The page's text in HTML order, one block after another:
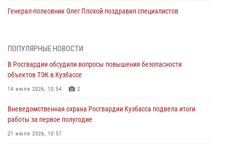
Генерал-полковник Олег Плохой поздравил специалистов
07 августа 2026, 05:32
С 1 сентября 2026 года вступает в силу новый федеральный закон о
частной охранной деятельности
06 августа 2026, 10:19
Росгвардейцы задержали предполагаемого виновника причинения
ножевого ранения кемеровчанину
06 августа 2026, 09:18
ПОПУЛЯРНЫЕ НОВОСТИ
В Росгвардии обсудили вопросы повышения безопасности
объектов ТЭК в Кузбассе
14 июля 2026, 10:54 2
Вневедомственная охрана Росгвардии Кузбасса подвела итоги
работы за первое полугодие
21 июля 2026, 10:57